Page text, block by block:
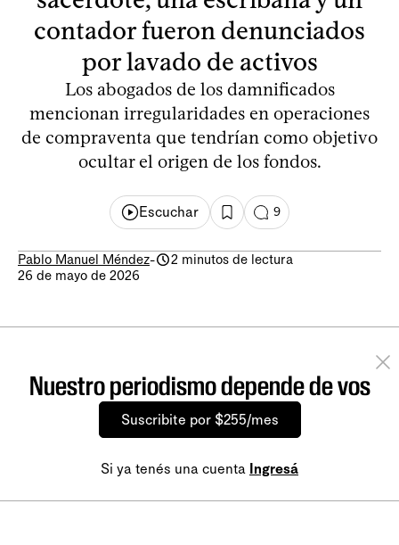
contador fueron denunciados
por lavado de activos
Los abogados de los damnificados
mencionan irregularidades en operaciones
de compraventa que tendrían como objetivo
ocultar el origen de los fondos.
Escuchar 9
Pablo Manuel Méndez-
2 minutos de lectura
26 de mayo de 2026
Nuestro periodismo depende de vos
Suscribite por $255/mes
Si ya tenés una cuenta Ingresá